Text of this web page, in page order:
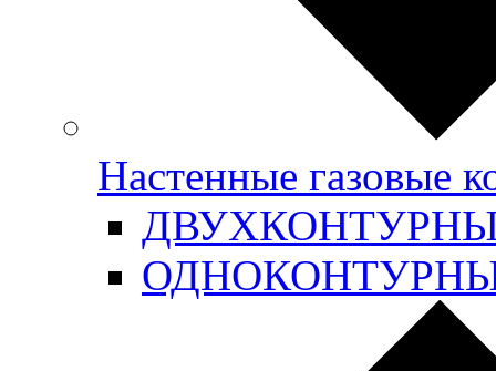
Настенные газовые